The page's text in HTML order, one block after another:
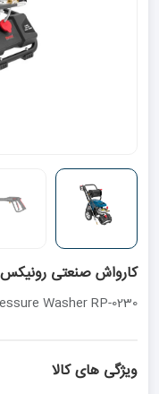
کارواش صنعتی رونیکس 230 بار دینامی مدل RP-0230
Washer RP-0230
ویژگی های کالا